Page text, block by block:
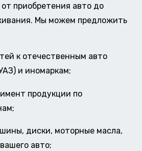
приобретения авто до
Мы можем предложить
к отечественным авто
и иномаркам;
продукции по
диски, моторные масла,
авто;